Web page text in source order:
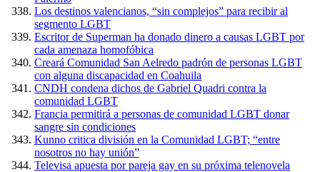
Los destinos valencianos, “sin complejos” para recibir al
segmento LGBT
Escritor de Superman ha donado dinero a causas LGBT por
cada amenaza homofóbica
Creará Comunidad San Aelredo padrón de personas LGBT
con alguna discapacidad en Coahuila
CNDH condena dichos de Gabriel Quadri contra la
comunidad LGBT
Francia permitirá a personas de comunidad LGBT donar
sangre sin condiciones
Kunno critica división en la Comunidad LGBT; “entre
nosotros no hay unión”
Televisa apuesta por pareja gay en su próxima telenovela